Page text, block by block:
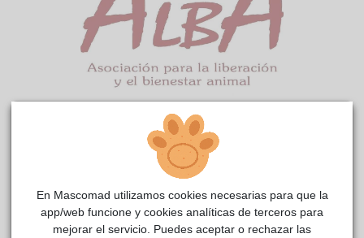
reside actualmente en el centro de acogida
Nájera llegó con una pata en tan mal estado, que no hubo
más remedio que amputar, pero los gatos con 3 patas se
apañan divinamente y por lo demás está muy sana. Nájera
En Mascomad utilizamos cookies necesarias para que la
app/web funcione y cookies analíticas de terceros para
mejorar el servicio. Puedes aceptar o rechazar las